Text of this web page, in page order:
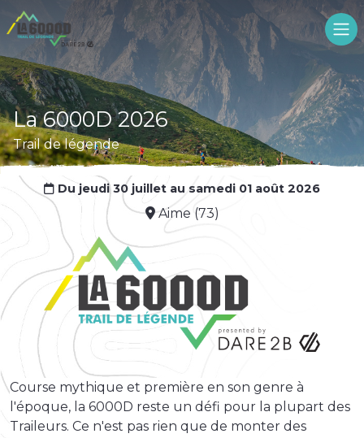
La 6000D 2026
Trail de légende
Du jeudi 30 juillet au samedi 01 août 2026
Aime (73)
Course mythique et première en son genre à
l'époque, la 6000D reste un défi pour la plupart des
Traileurs. Ce n'est pas rien que de monter des